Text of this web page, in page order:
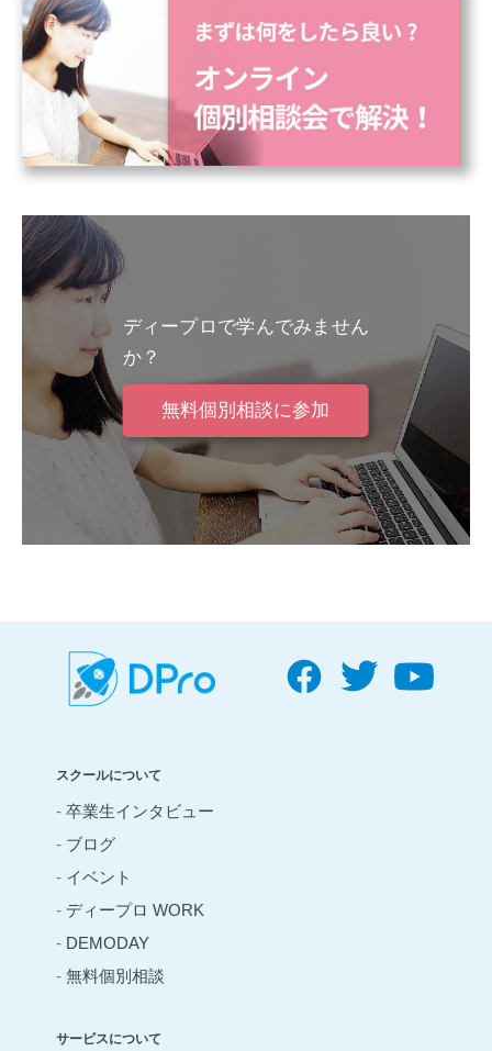
ディープロで学んでみません
か？
無料個別相談に参加
スクールについて
- 卒業生インタビュー
- ブログ
- イベント
- ディープロ WORK
- DEMODAY
- 無料個別相談
サービスについて